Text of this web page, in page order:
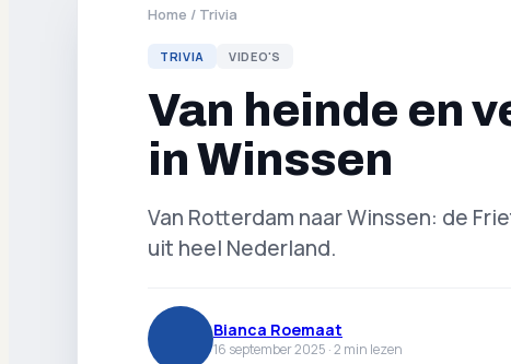
Home / Trivia
TRIVIA VIDEO'S
Van heinde en
in Winssen
Van Rotterdam naar Winssen: de
uit heel Nederland.
Bianca Roemaat
16 september 2025 ·2 min lezen